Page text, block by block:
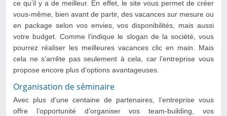
ce qu’il y a de meilleur. En effet, le site vous permet de créer
vous-même, bien avant de partir, des vacances sur mesure ou
en package selon vos envies, vos disponibilités, mais aussi
votre budget. Comme l’indique le slogan de la société, vous
pourrez réaliser les meilleures vacances clic en main. Mais
cela ne s’arrête pas seulement à cela, car l’entreprise vous
propose encore plus d’options avantageuses.
Organisation de séminaire
Avec plus d’une centaine de partenaires, l’entreprise vous
offre l’opportunité d’organiser vos team-building, vos